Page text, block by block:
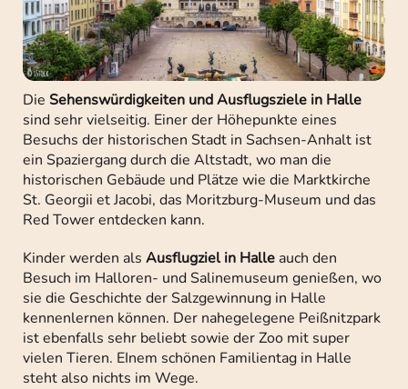
Die Sehenswürdigkeiten und Ausflugsziele in Halle
sind sehr vielseitig. Einer der Höhepunkte eines
Besuchs der historischen Stadt in Sachsen-Anhalt ist
ein Spaziergang durch die Altstadt, wo man die
historischen Gebäude und Plätze wie die Marktkirche
St. Georgii et Jacobi, das Moritzburg-Museum und das
Red Tower entdecken kann.
Kinder werden als Ausflugziel in Halle auch den
Besuch im Halloren- und Salinemuseum genießen, wo
sie die Geschichte der Salzgewinnung in Halle
kennenlernen können. Der nahegelegene Peißnitzpark
ist ebenfalls sehr beliebt sowie der Zoo mit super
vielen Tieren. EInem schönen Familientag in Halle
steht also nichts im Wege.